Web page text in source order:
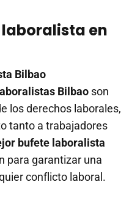
en
Bilbao
Bilbao son
los derechos laborales,
tanto a trabajadores
bufete laboralista
para garantizar una
conflicto laboral.